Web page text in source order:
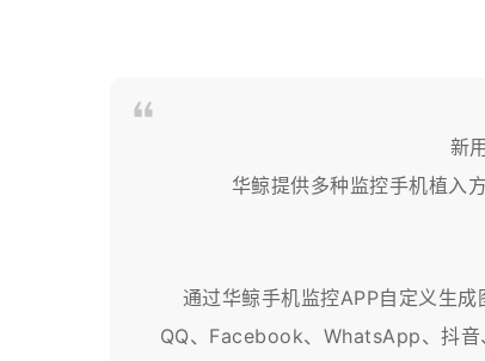
新
华鲸提供多种监控手机植入
通过华鲸手机监控APP自定义生
QQ、Facebook、WhatsApp、抖音